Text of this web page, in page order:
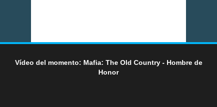
Vídeo del momento: Mafia: The Old Country - Hombre de
Honor